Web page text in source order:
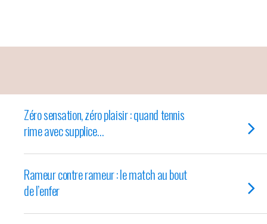
Zéro sensation, zéro plaisir : quand tennis
rime avec supplice…
Rameur contre rameur : le match au bout
de l’enfer